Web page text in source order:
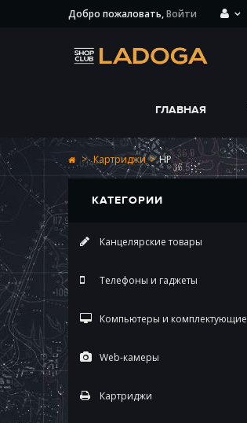
Добро пожаловать,Войти
ГЛАВНАЯ
> Картриджи > HP
КАТЕГОРИИ
Канцелярские товары
Телефоны и гаджеты
Компьютеры и комплектующие
Web-камеры
Картриджи